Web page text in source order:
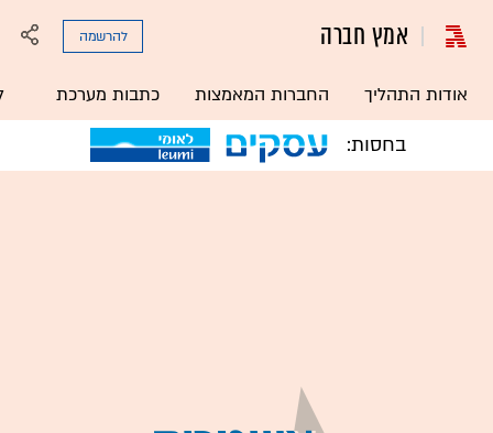
אמץ חברה
אודות התהליך החברות המאמצות כתבות מערכת
להרשמה
בחסות: